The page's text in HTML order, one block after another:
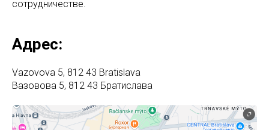
сотрудничестве.
Адрес:
Vazovova 5, 812 43 Bratislava
Вазовова 5, 812 43 Братислава